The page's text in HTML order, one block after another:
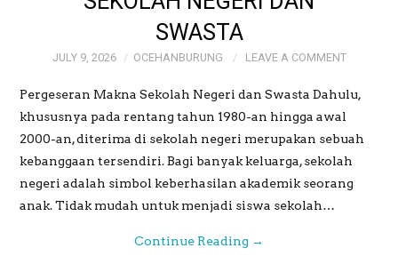
SWASTA
JULY 9, 2026 OCEHANBURUNG LEAVE A COMMENT
Pergeseran Makna Sekolah Negeri dan Swasta Dahulu,
khususnya pada rentang tahun 1980-an hingga awal
2000-an, diterima di sekolah negeri merupakan sebuah
kebanggaan tersendiri. Bagi banyak keluarga, sekolah
negeri adalah simbol keberhasilan akademik seorang
anak. Tidak mudah untuk menjadi siswa sekolah…
Continue Reading →